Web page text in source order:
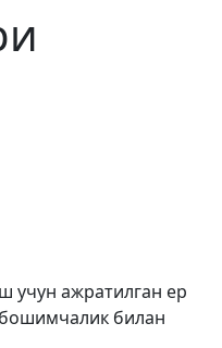
учун ажратилган ер
билан